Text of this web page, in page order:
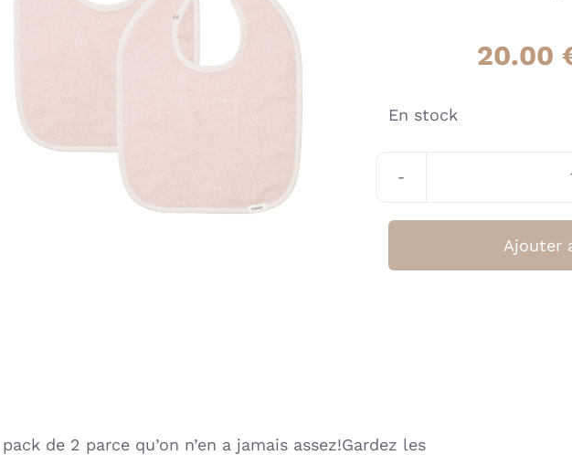
20.00
En stock
Ajouter
de 2 parce qu’on n’en a jamais assez!Gardez les